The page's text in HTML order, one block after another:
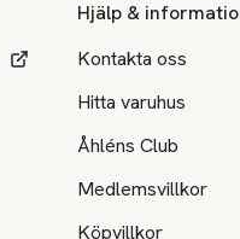
Hjälp &
Kontakta oss
Hitta varuhus
Åhléns Club
Medlemsvillkor
Köpvillkor